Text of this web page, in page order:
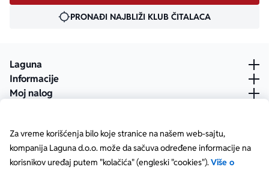
Za vreme korišćenja bilo koje stranice na našem web-sajtu,
kompanija Laguna d.o.o. može da sačuva određene informacije na
korisnikov uređaj putem "kolačića" (engleski "cookies").Više o
PRONAĐI NAJBLIŽI KLUB ČITALACA
Laguna
Informacije
Moj nalog